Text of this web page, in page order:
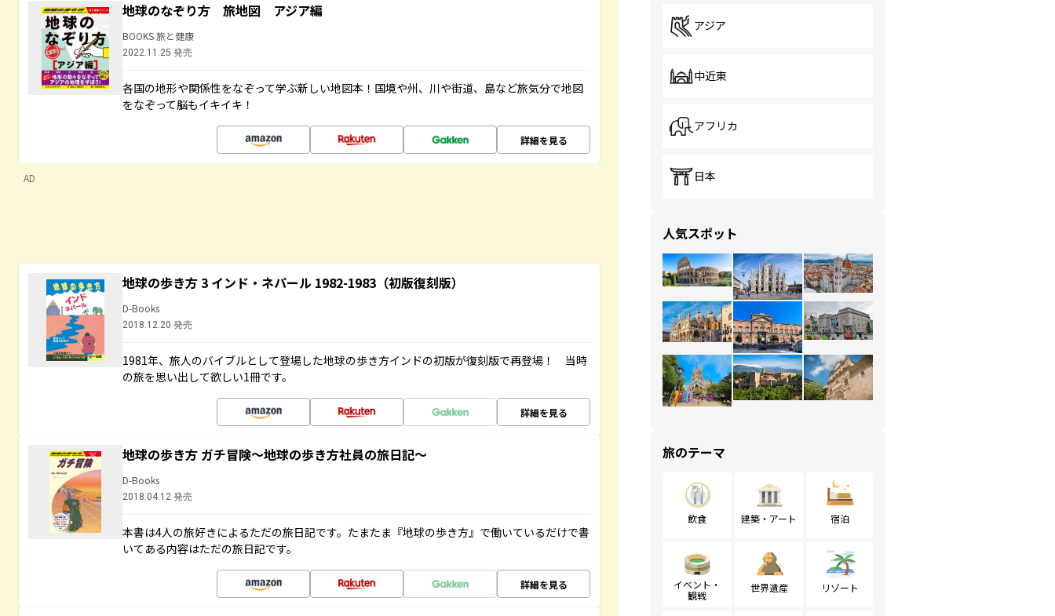
地球のなぞり方 旅地図 アジア編
BOOKS 旅と健康
2022.11.25 発売
各国の地形や関係性をなぞって学ぶ新しい地図本！国境や州、川や街道、島など旅気分で地図
をなぞって脳もイキイキ！
詳細を見る
AD
地球の歩き方 3 インド・ネパール 1982-1983（初版復刻版）
D-Books
2018.12.20 発売
1981年、旅人のバイブルとして登場した地球の歩き方インドの初版が復刻版で再登場！ 当時
の旅を思い出して欲しい1冊です。
詳細を見る
地球の歩き方 ガチ冒険～地球の歩き方社員の旅日記～
D-Books
2018.04.12 発売
本書は4人の旅好きによるただの旅日記です。たまたま『地球の歩き方』で働いているだけで書
いてある内容はただの旅日記です。
詳細を見る
アジア
中近東
アフリカ
日本
人気スポット
旅のテーマ
飲食 建築・アート 宿泊
イベント・
観戦
世界遺産 リゾート